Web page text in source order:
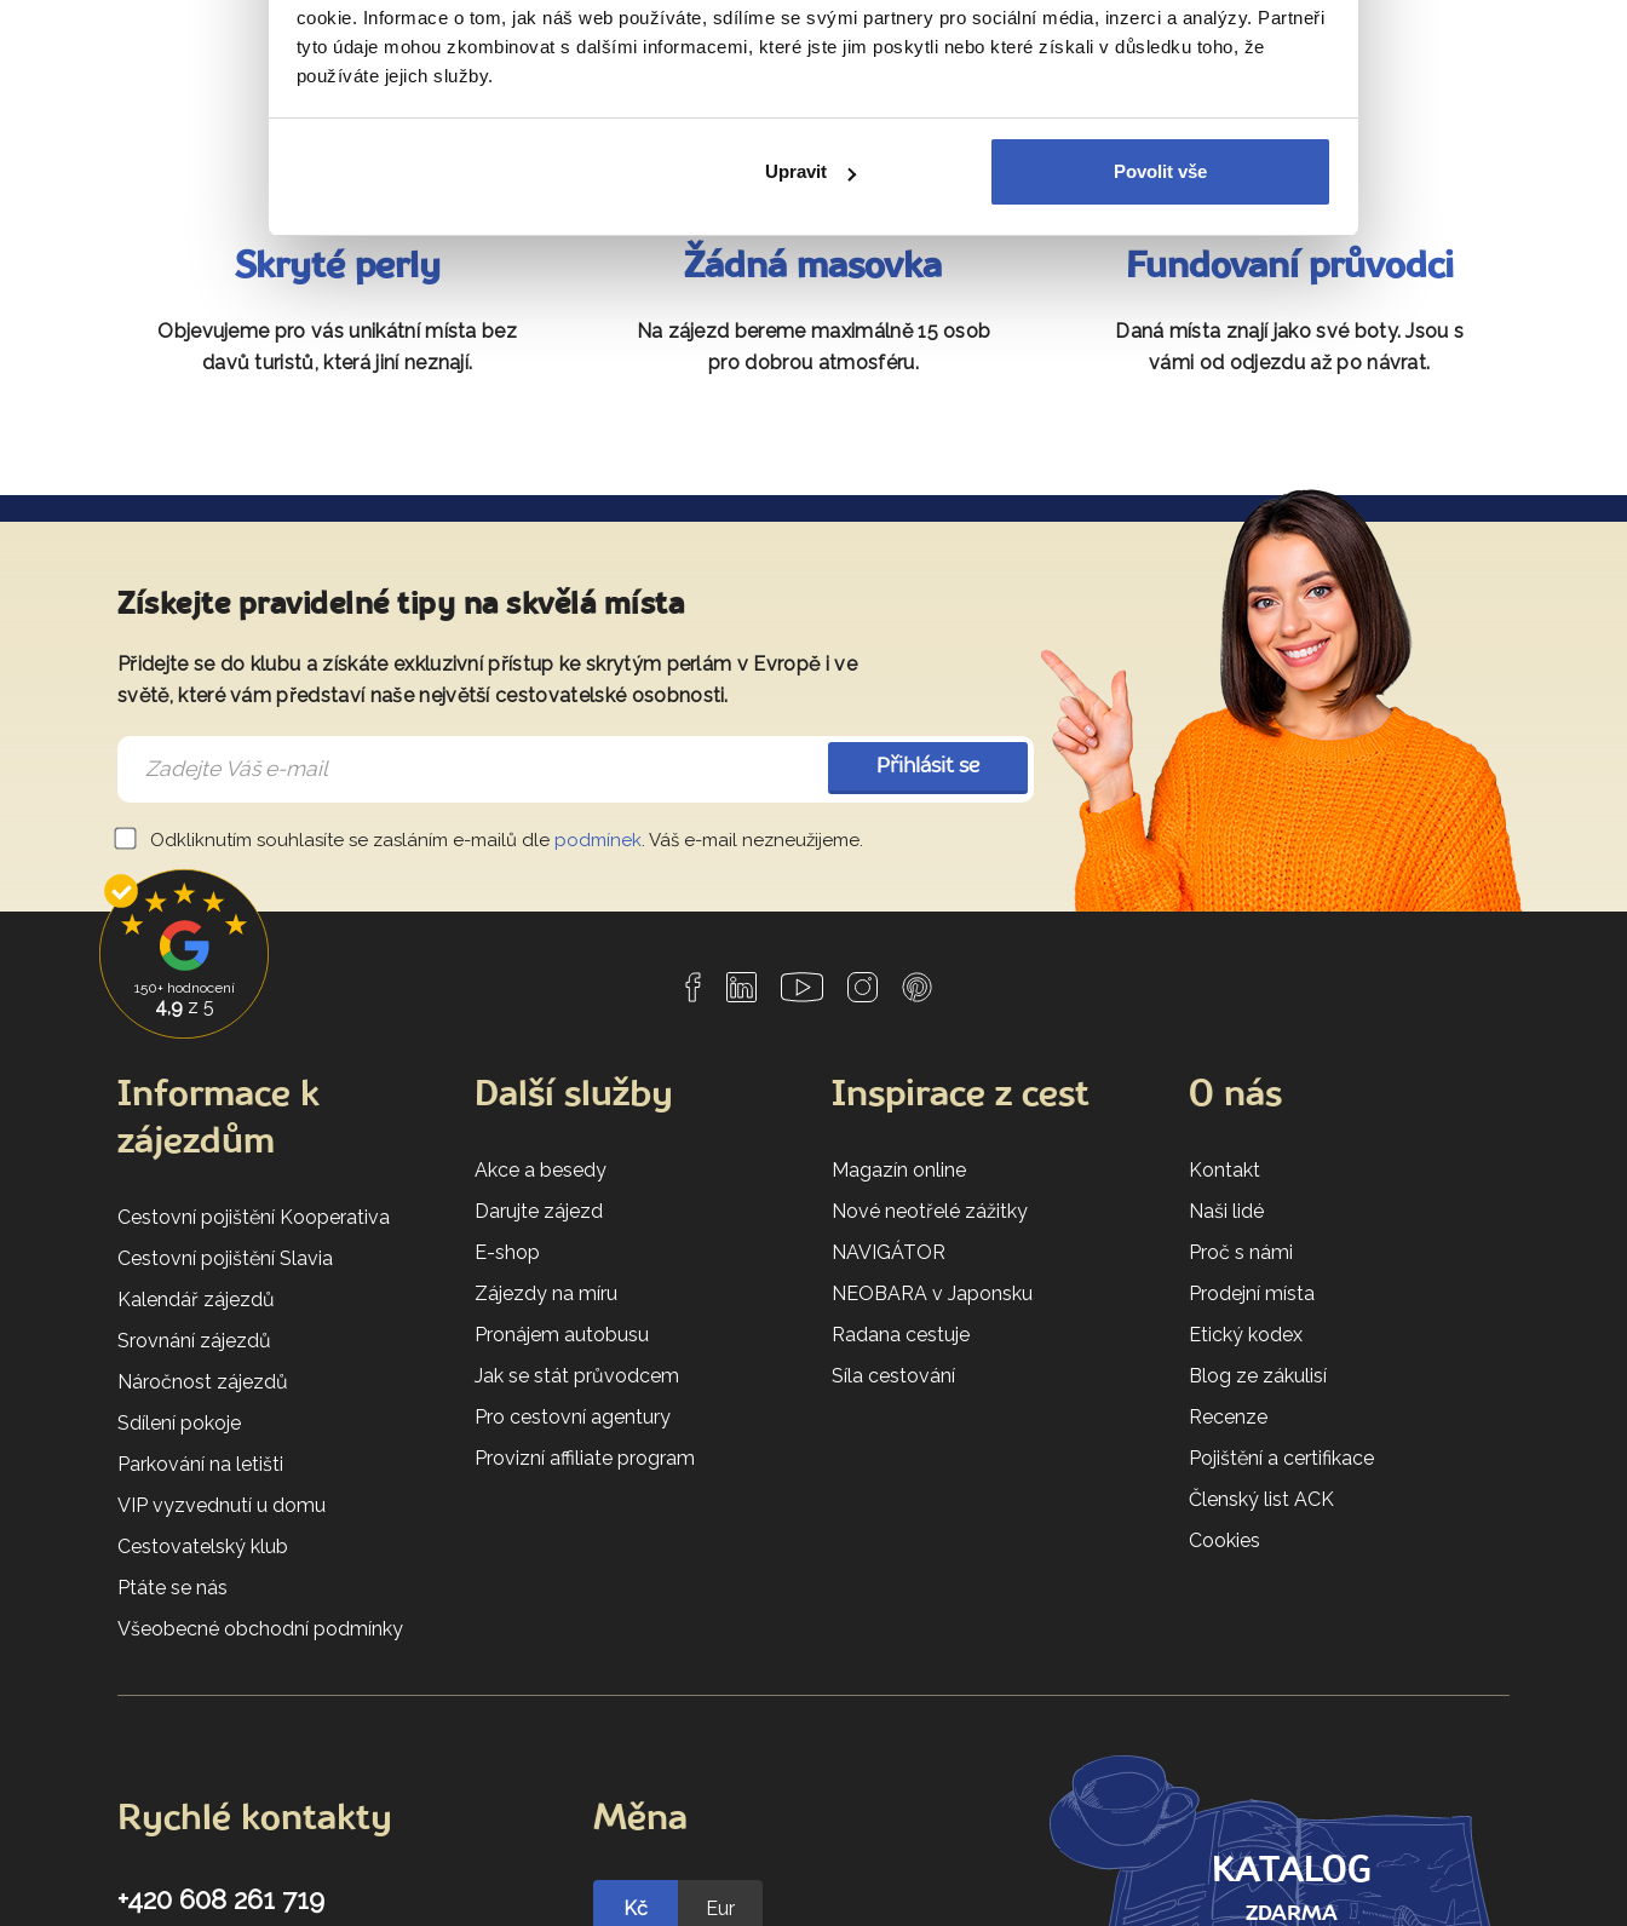
cookie. Informace o tom, jak náš web používáte, sdílíme se svými partnery pro sociální média, inzerci a analýzy. Partneři
tyto údaje mohou zkombinovat s dalšími informacemi, které jste jim poskytli nebo které získali v důsledku toho, že
používáte jejich služby.
Upravit Povolit vše
Skryté perly
Objevujeme pro vás unikátní místa bez
davů turistů, která jiní neznají.
Žádná masovka
Na zájezd bereme maximálně 15 osob
pro dobrou atmosféru.
Fundovaní průvodci
Daná místa znají jako své boty. Jsou s
vámi od odjezdu až po návrat.
Získejte pravidelné tipy na skvělá místa
Přidejte se do klubu a získáte exkluzivní přístup ke skrytým perlám v Evropě i ve
světě, které vám představí naše největší cestovatelské osobnosti.
Přihlásit se
Odkliknutím souhlasíte se zasláním e-mailů dle podmínek . Váš e-mail nezneužijeme.
150+ hodnocení
4,9z 5
Informace k
zájezdům
Cestovní pojištění Kooperativa
Cestovní pojištění Slavia
Kalendář zájezdů
Srovnání zájezdů
Náročnost zájezdů
Sdílení pokoje
Parkování na letišti
VIP vyzvednutí u domu
Cestovatelský klub
Ptáte se nás
Všeobecné obchodní podmínky
Další služby
Akce a besedy
Darujte zájezd
E-shop
Zájezdy na míru
Pronájem autobusu
Jak se stát průvodcem
Pro cestovní agentury
Provizní affiliate program
Inspirace z cest
Magazín online
Nové neotřelé zážitky
NAVIGÁTOR
NEOBARA v Japonsku
Radana cestuje
Síla cestování
O nás
Kontakt
Naši lidé
Proč s námi
Prodejní místa
Etický kodex
Blog ze zákulisí
Recenze
Pojištění a certifikace
Členský list ACK
Cookies
Rychlé kontakty
+420 608 261 719
Měna
Kč Eur
KATALOG
ZDARMA